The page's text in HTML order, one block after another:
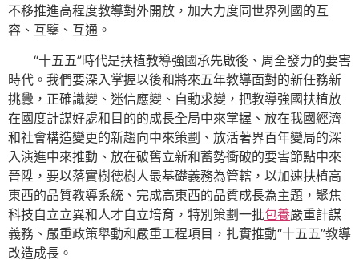
不移推進高程度教導對外開放，加大力度同世界列國的互
容、互鑒、互通。
“十五五”時代是扶植教導強國承先啟後、周全發力的要害
時代。我們要深入掌握以後和將來五年教導面對的新任務新
挑釁，正確識變、迷信應變、自動求變，把教導強國扶植放
在國度計謀好處和目的的成長全局中來掌握、放在我國經濟
和社會構造變更的新趨向中來策劃、放活著界百年變局的深
入演進中來推動、放在破舊立新和蓄勢衝破的要害節點中來
晉陞，要以落實樹德樹人最基礎義務為管轄，以加速扶植高
東西的品質教導系統、完成高東西的品質成長為主題，聚焦
科技自立立異和人才自立培育，特別策劃一批包養嚴重計謀
義務、嚴重政策舉動和嚴重工程項目，扎實推動“十五五”教導
改造成長。